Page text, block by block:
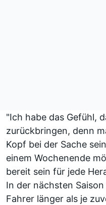
"Ich habe das Gefühl,
zurückbringen, denn
Kopf bei der Sache
einem Wochenende
bereit sein für jede
In der nächsten
Fahrer länger als je